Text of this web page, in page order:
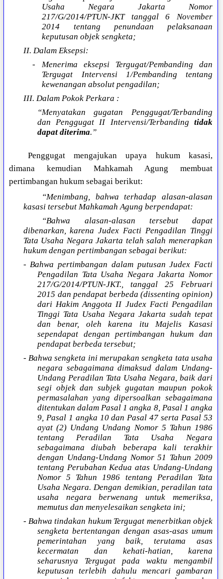
Usaha Negara Jakarta Nomor
217/G/2014/PTUN-JKT tanggal 6 November
2014 tentang penundaan pelaksanaan
keputusan objek sengketa;
II. Dalam Eksepsi:
- Menerima eksepsi Tergugat/Pembanding dan
Tergugat Intervensi 1/Pembanding tentang
kewenangan absolut pengadilan;
III. Dalam Pokok Perkara :
“Menyatakan gugatan Penggugat/Terbanding
dan Penggugat II Intervensi/Terbanding tidak
dapat diterima.”
Penggugat mengajukan upaya hukum kasasi,
dimana kemudian Mahkamah Agung membuat
pertimbangan hukum sebagai berikut:
“Menimbang, bahwa terhadap alasan-alasan
kasasi tersebut Mahkamah Agung berpendapat:
“Bahwa alasan-alasan tersebut dapat
dibenarkan, karena Judex Facti Pengadilan Tinggi
Tata Usaha Negara Jakarta telah salah menerapkan
hukum dengan pertimbangan sebagai berikut:
- Bahwa pertimbangan dalam putusan Judex Facti
Pengadilan Tata Usaha Negara Jakarta Nomor
217/G/2014/PTUN-JKT., tanggal 25 Februari
2015 dan pendapat berbeda (dissenting opinion)
dari Hakim Anggota II Judex Facti Pengadilan
Tinggi Tata Usaha Negara Jakarta sudah tepat
dan benar, oleh karena itu Majelis Kasasi
sependapat dengan pertimbangan hukum dan
pendapat berbeda tersebut;
- Bahwa sengketa ini merupakan sengketa tata usaha
negara sebagaimana dimaksud dalam Undang-
Undang Peradilan Tata Usaha Negara, baik dari
segi objek dan subjek gugatan maupun pokok
permasalahan yang dipersoalkan sebagaimana
ditentukan dalam Pasal 1 angka 8, Pasal 1 angka
9, Pasal 1 angka 10 dan Pasal 47 serta Pasal 53
ayat (2) Undang Undang Nomor 5 Tahun 1986
tentang Peradilan Tata Usaha Negara
sebagaimana diubah beberapa kali terakhir
dengan Undang-Undang Nomor 51 Tahun 2009
tentang Perubahan Kedua atas Undang-Undang
Nomor 5 Tahun 1986 tentang Peradilan Tata
Usaha Negara. Dengan demikian, peradilan tata
usaha negara berwenang untuk memeriksa,
memutus dan menyelesaikan sengketa ini;
- Bahwa tindakan hukum Tergugat menerbitkan objek
sengketa bertentangan dengan asas-asas umum
pemerintahan yang baik, terutama asas
kecermatan dan kehati-hatian, karena
seharusnya Tergugat pada waktu mengambil
keputusan terlebih dahulu mencari gambaran